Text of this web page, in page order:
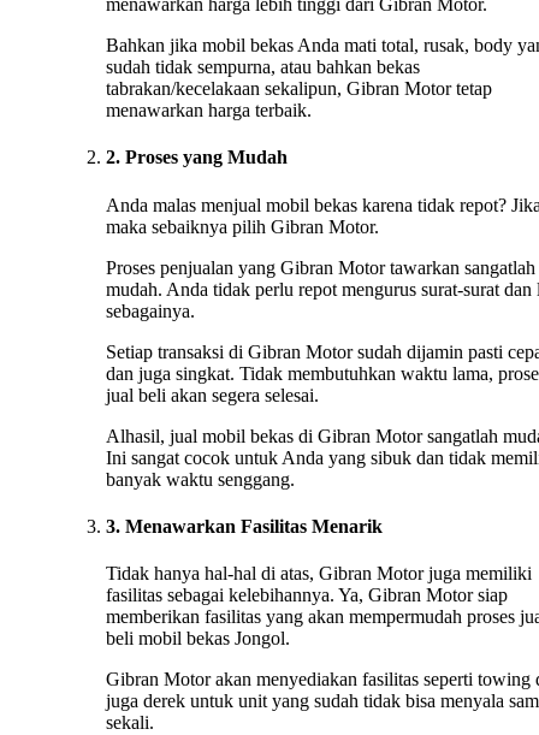
menawarkan harga lebih tinggi dari Gibran Motor.
Bahkan jika mobil bekas Anda mati total, rusak, body
sudah tidak sempurna, atau bahkan bekas
tabrakan/kecelakaan sekalipun, Gibran Motor tetap
menawarkan harga terbaik.
2. Proses yang Mudah
Anda malas menjual mobil bekas karena tidak repot?
maka sebaiknya pilih Gibran Motor.
Proses penjualan yang Gibran Motor tawarkan sangatlah
mudah. Anda tidak perlu repot mengurus surat-surat dan
sebagainya.
Setiap transaksi di Gibran Motor sudah dijamin pasti
dan juga singkat. Tidak membutuhkan waktu lama,
jual beli akan segera selesai.
Alhasil, jual mobil bekas di Gibran Motor sangatlah
Ini sangat cocok untuk Anda yang sibuk dan tidak
banyak waktu senggang.
3. Menawarkan Fasilitas Menarik
Tidak hanya hal-hal di atas, Gibran Motor juga memiliki
fasilitas sebagai kelebihannya. Ya, Gibran Motor siap
memberikan fasilitas yang akan mempermudah proses
beli mobil bekas Jongol.
Gibran Motor akan menyediakan fasilitas seperti towing
juga derek untuk unit yang sudah tidak bisa menyala
sekali.